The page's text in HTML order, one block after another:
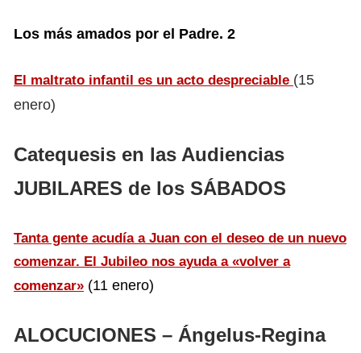
Los más amados por el Padre. 2
El maltrato infantil es un acto despreciable (15
enero)
Catequesis en las Audiencias
JUBILARES de los SÁBADOS
Tanta gente acudía a Juan con el deseo de un nuevo
comenzar. El Jubileo nos ayuda a «volver a
comenzar» (11 enero)
ALOCUCIONES – Ángelus-Regina